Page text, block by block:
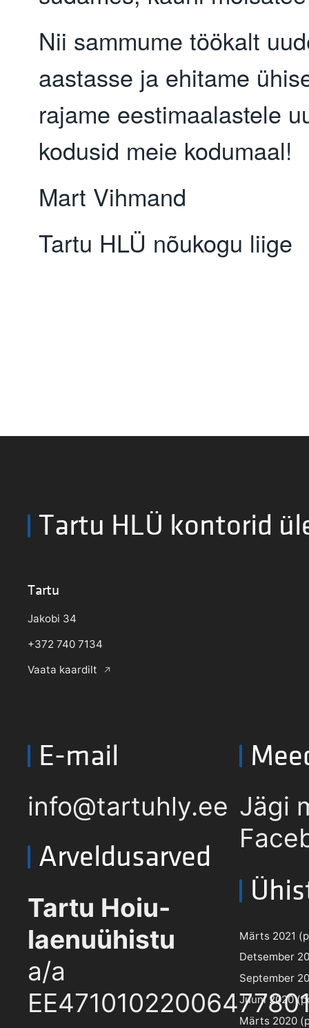
Nii sammume töökalt
aastasse ja ehitame
rajame eestimaalastele
kodusid meie kodumaal!
Mart Vihmand
Tartu HLÜ nõukogu liige
Tartu HLÜ kontorid
Tartu
Jakobi 34
+372 740 7134
Vaata kaardilt
E-mail
info@tartuhly.ee
Arveldusarved
Tartu Hoiu-
laenuühistu
a/a
Jägi
Märts 2021
Detsember
September
Juuni 2020
Märts 2020